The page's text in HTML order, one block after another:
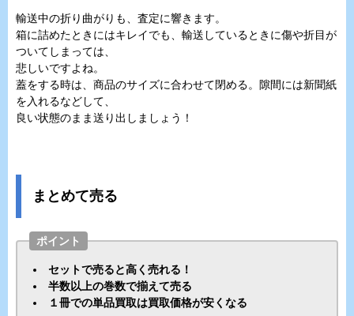
輸送中の折り曲がりも、査定に響きます。
箱に詰めたときにはキレイでも、輸送しているときに傷や折目が
ついてしまっては、
悲しいですよね。
蓋をする時は、商品のサイズに合わせて閉める。隙間には新聞紙
を入れるなどして、
良い状態のまま送り出しましょう！
まとめて売る
ポイント
セットで売ると高く売れる！
半数以上の巻数で揃えて売る
１冊での単品買取は買取価格が安くなる